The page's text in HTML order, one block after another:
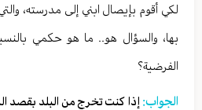
لكي أقوم بإيصال ابني إلى مدرسته،
بها، والسؤال هو.. ما هو حكمي
الفرضية؟
الجواب: إذا كنت تخرج من البلد بقصد